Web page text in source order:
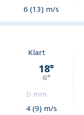
6 (13) m/s
Klart
18°
6°
0 mm
4 (9) m/s